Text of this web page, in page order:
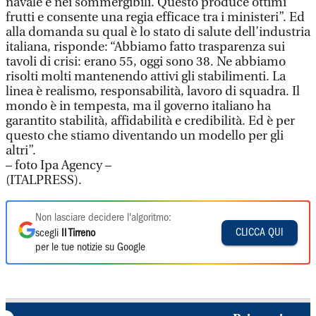
frutti e consente una regia efficace tra i ministeri”. Ed
alla domanda su qual è lo stato di salute dell’industria
italiana, risponde: “Abbiamo fatto trasparenza sui
tavoli di crisi: erano 55, oggi sono 38. Ne abbiamo
risolti molti mantenendo attivi gli stabilimenti. La
linea è realismo, responsabilità, lavoro di squadra. Il
mondo è in tempesta, ma il governo italiano ha
garantito stabilità, affidabilità e credibilità. Ed è per
questo che stiamo diventando un modello per gli
altri”.
– foto Ipa Agency –
(ITALPRESS).
Non lasciare decidere l'algoritmo:
scegli
Il Tirreno
per le tue notizie su Google
CLICCA QUI